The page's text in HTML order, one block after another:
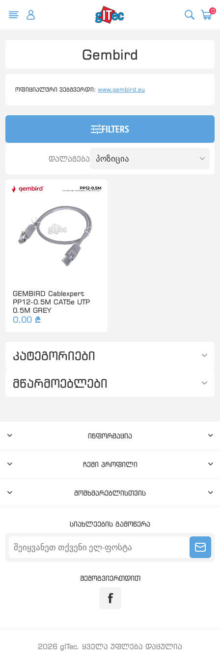
0
კატეგორიები
მწარმოებლები
Gembird
ოფიციალური ვებგვერდი:www.gembird.eu
FILTERS
დალაგება
GEMBIRD Cablexpert
PP12-0.5M CAT5e UTP
0.5M GREY
0,00 ₾
ინფორმაცია
ჩემი პროფილი
მომხმარებლისთვის
სიახლეების გამოწერა
შემოგვიერთდით
2026 gITec. ყველა უფლება დაცულია